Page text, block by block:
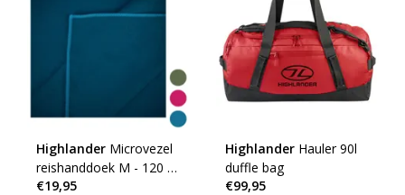
Highlander Microvezel
reishanddoek M - 120 x
60cm - Medium -
€19,95
Highlander Hauler 90l
duffle bag
€99,95